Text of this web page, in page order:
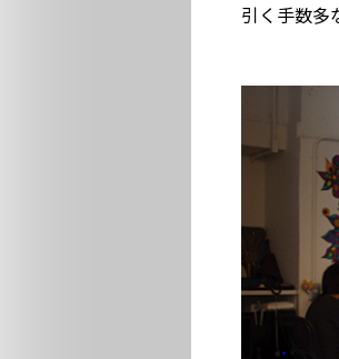
引く手数多